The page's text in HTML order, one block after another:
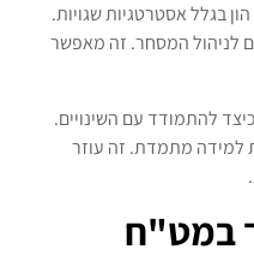
בגלל אסטרטגיות שגויות.
לניהול המסחר. זה מאפשר
להתמודד עם השינויים.
למידה מתמדת. זה עוזר
במט"ח